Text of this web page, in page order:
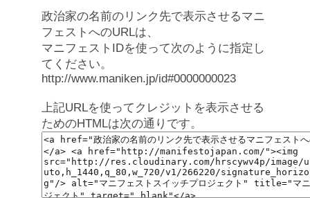
政治家の名前のリンク先で表示させるマニ
フェストへのURLは、
マニフェストIDを使って次のように指定し
てください。
http://www.maniken.jp/id#0000000023
上記URLを使ってクレジットを表示させる
ためのHTMLは次の通りです。